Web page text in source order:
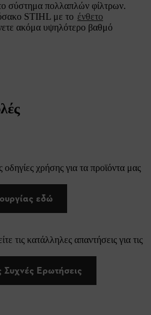
σύστημα πολλαπλών φίλτρων.
STIHL με το ένθετο
ακόμα υψηλότερο βαθμό
χρήσης για τα προϊόντα μας
εδώ
τις κατάλληλες απαντήσεις για τις
Συχνές Ερωτήσεις